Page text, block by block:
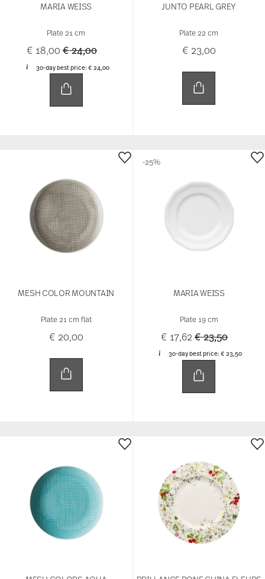
MARIA WEISS
Plate 21 cm
€ 18,00Price reduced from
€ 24,00to
30-day best price: € 24,00
JUNTO PEARL GREY
Plate 22 cm
€ 23,00
MESH COLOR MOUNTAIN
Plate 21 cm flat
€ 20,00
MARIA WEISS
Plate 19 cm
€ 17,62Price reduced
€ 23,50to
30-day best price:€ 23,50
-25%